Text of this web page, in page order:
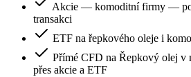
Akcie — komoditní firmy —
transakci
ETF na řepkového oleje i
Přímé CFD na Řepkový olej v
přes akcie a ETF